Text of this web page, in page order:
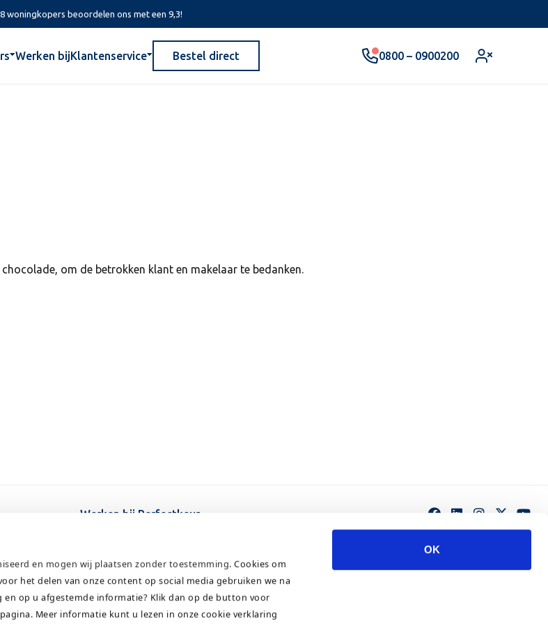
en mogen wij plaatsen zonder toestemming. Cookies om
het delen van onze content op social media gebruiken we na
en op u afgestemde informatie? Klik dan op de button voor
Meer informatie kunt u lezen in onzecookie verklaring
OK
woningkopers beoordelen ons met een 9,3!
Werken bijKlantenservice Bestel direct 0800 – 0900200
om de betrokken klant en makelaar te bedanken.
Werken bij Perfectkeur
Kennisbank
Contact